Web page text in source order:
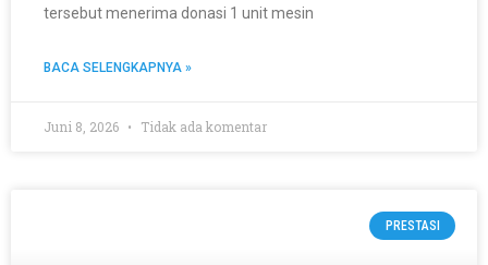
tersebut menerima donasi 1 unit mesin
BACA SELENGKAPNYA »
Juni 8, 2026 Tidak ada komentar
PRESTASI